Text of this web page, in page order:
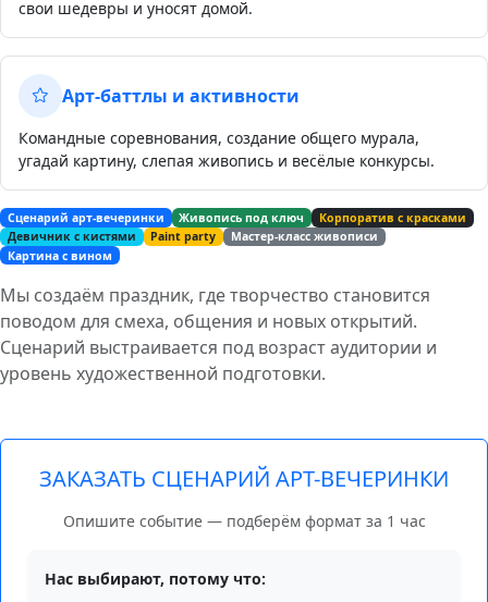
свои шедевры и уносят домой.
Арт-баттлы и активности
Командные соревнования, создание общего мурала,
угадай картину, слепая живопись и весёлые конкурсы.
Сценарий арт-вечеринки Живопись под ключ
Корпоратив с красками
Девичник с кистями
Paint party
Мастер-класс живописи
Картина с вином
Мы создаём праздник, где творчество становится
поводом для смеха, общения и новых открытий.
Сценарий выстраивается под возраст аудитории и
уровень художественной подготовки.
ЗАКАЗАТЬ СЦЕНАРИЙ АРТ-ВЕЧЕРИНКИ
Опишите событие — подберём формат за 1 час
Нас выбирают, потому что: